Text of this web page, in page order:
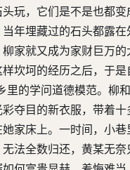
玩，它们是不是也都
年埋藏过的石头都露
家就又成为家财巨万
坎坷的经历之后，于
的学问道德模范。柳
夺目的新衣服，带着
家床上。一时间，小
法全数归还，黄某无